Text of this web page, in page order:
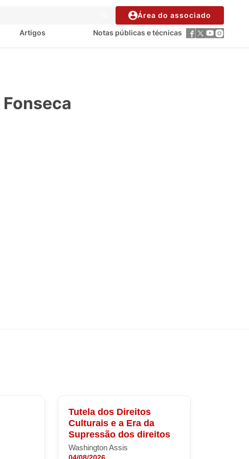
Área do associado
Artigos Notas públicas e técnicas
Fonseca
Tutela dos Direitos
Culturais e a Era da
Supressão dos direitos
Washington Assis